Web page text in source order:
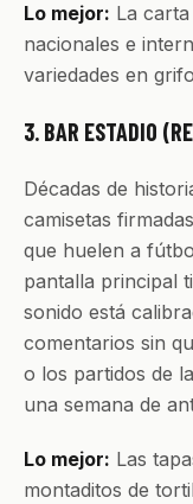
Lo mejor: La
nacionales e
variedades en
3. BAR ESTADIO
Décadas de
camisetas
que huelen a
pantalla principal
sonido está
comentarios sin
o los partidos de
una semana de
Lo mejor: Las
montaditos de